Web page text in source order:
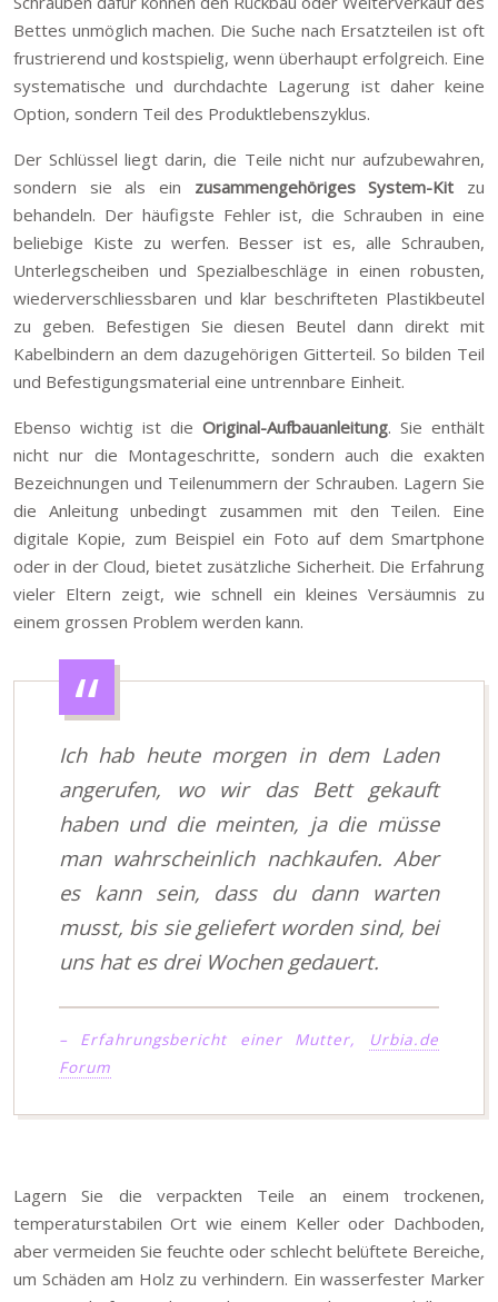
Bettes unmöglich machen. Die Suche nach Ersatzteilen ist oft
frustrierend und kostspielig, wenn überhaupt erfolgreich. Eine
systematische und durchdachte Lagerung ist daher keine
Option, sondern Teil des Produktlebenszyklus.
Der Schlüssel liegt darin, die Teile nicht nur aufzubewahren,
sondern sie als ein zusammengehöriges System-Kit zu
behandeln. Der häufigste Fehler ist, die Schrauben in eine
beliebige Kiste zu werfen. Besser ist es, alle Schrauben,
Unterlegscheiben und Spezialbeschläge in einen robusten,
wiederverschliessbaren und klar beschrifteten Plastikbeutel
zu geben. Befestigen Sie diesen Beutel dann direkt mit
Kabelbindern an dem dazugehörigen Gitterteil. So bilden Teil
und Befestigungsmaterial eine untrennbare Einheit.
Ebenso wichtig ist die Original-Aufbauanleitung. Sie enthält
nicht nur die Montageschritte, sondern auch die exakten
Bezeichnungen und Teilenummern der Schrauben. Lagern Sie
die Anleitung unbedingt zusammen mit den Teilen. Eine
digitale Kopie, zum Beispiel ein Foto auf dem Smartphone
oder in der Cloud, bietet zusätzliche Sicherheit. Die Erfahrung
vieler Eltern zeigt, wie schnell ein kleines Versäumnis zu
einem grossen Problem werden kann.
Ich hab heute morgen in dem Laden
angerufen, wo wir das Bett gekauft
haben und die meinten, ja die müsse
man wahrscheinlich nachkaufen. Aber
es kann sein, dass du dann warten
musst, bis sie geliefert worden sind, bei
uns hat es drei Wochen gedauert.
– Erfahrungsbericht einer Mutter,
Urbia.de
Forum
Lagern Sie die verpackten Teile an einem trockenen,
temperaturstabilen Ort wie einem Keller oder Dachboden,
aber vermeiden Sie feuchte oder schlecht belüftete Bereiche,
um Schäden am Holz zu verhindern. Ein wasserfester Marker